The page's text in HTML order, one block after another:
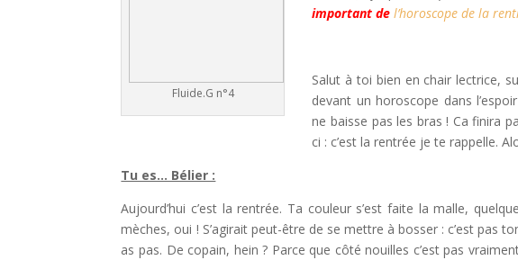
Fluide.G n°4
important de l’horoscope de la
Salut à toi bien en chair lectrice,
devant un horoscope dans
ne baisse pas les bras ! Ca finira
ci : c’est la rentrée je te rappelle.
Tu es… Bélier :
Aujourd’hui c’est la rentrée. Ta couleur s’est faite la malle,
mèches, oui ! S’agirait peut-être de se mettre à bosser : c’est pas
as pas. De copain, hein ? Parce que côté nouilles c’est pas